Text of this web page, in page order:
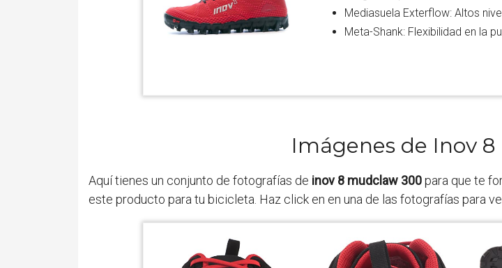
Mediasuela Exterflow: Altos
Meta-Shank: Flexibilidad en la
Imágenes de Inov
Aquí tienes un conjunto de fotografías de inov 8 mudclaw 300para que te
este producto para tu bicicleta. Haz click en en una de las fotografías para